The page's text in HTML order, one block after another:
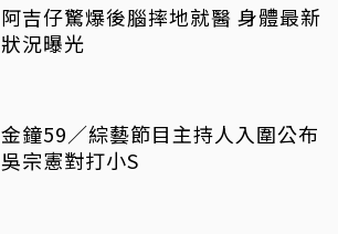
阿吉仔驚爆後腦摔地就醫 身體最新
狀況曝光
金鐘59／綜藝節目主持人入圍公布
吳宗憲對打小S